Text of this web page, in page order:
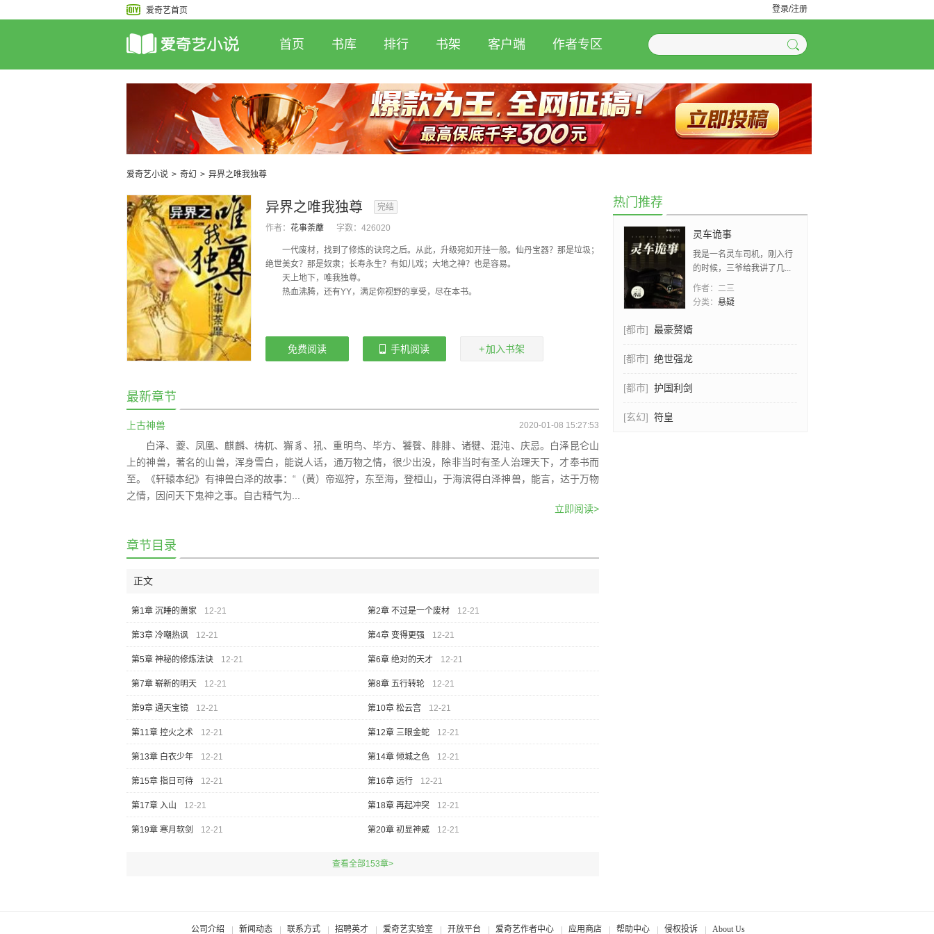
爱奇艺首页 登录/注册
首页 书库 排行 书架 客户端 作者专区
爱奇艺小说 > 奇幻 > 异界之唯我独尊
异界之唯我独尊 完结
作者： 花事荼蘼 字数： 426020
一代废材，找到了修炼的诀窍之后。从此，升级宛如开挂一般。仙丹宝器？那是垃圾；
绝世美女？那是奴隶；长寿永生？有如儿戏；大地之神？也是容易。
天上地下，唯我独尊。
热血沸腾，还有YY，满足你视野的享受，尽在本书。
免费阅读 手机阅读 加入书架
最新章节
2020-01-08 15:27:53
上古神兽
白泽、夔、凤凰、麒麟、梼杌、獬豸、犼、重明鸟、毕方、饕餮、腓腓、诸犍、混沌、庆忌。白泽昆仑山
上的神兽，著名的山兽，浑身雪白，能说人话，通万物之情，很少出没，除非当时有圣人治理天下，才奉书而
至。《轩辕本纪》有神兽白泽的故事：“（黄）帝巡狩，东至海，登桓山，于海滨得白泽神兽，能言，达于万物
之情，因问天下鬼神之事。自古精气为...
立即阅读>
章节目录
正文
第1章 沉睡的萧家 12-21 第2章 不过是一个废材 12-21
第3章 冷嘲热讽 12-21 第4章 变得更强 12-21
第5章 神秘的修炼法诀 12-21 第6章 绝对的天才 12-21
第7章 崭新的明天 12-21 第8章 五行转轮 12-21
第9章 通天宝镜 12-21 第10章 松云宫 12-21
第11章 控火之术 12-21 第12章 三眼金蛇 12-21
第13章 白衣少年 12-21 第14章 倾城之色 12-21
第15章 指日可待 12-21 第16章 远行 12-21
第17章 入山 12-21 第18章 再起冲突 12-21
第19章 寒月软剑 12-21 第20章 初显神威 12-21
查看全部153章>
热门推荐
灵车诡事
我是一名灵车司机，刚入行
的时候，三爷给我讲了几...
作者： 二三
分类： 悬疑
[都市] 最豪赘婿
[都市] 绝世强龙
[都市] 护国利剑
[玄幻] 符皇
公司介绍 新闻动态 联系方式 招聘英才 爱奇艺实验室 开放平台 爱奇艺作者中心 应用商店 帮助中心 侵权投诉 About Us